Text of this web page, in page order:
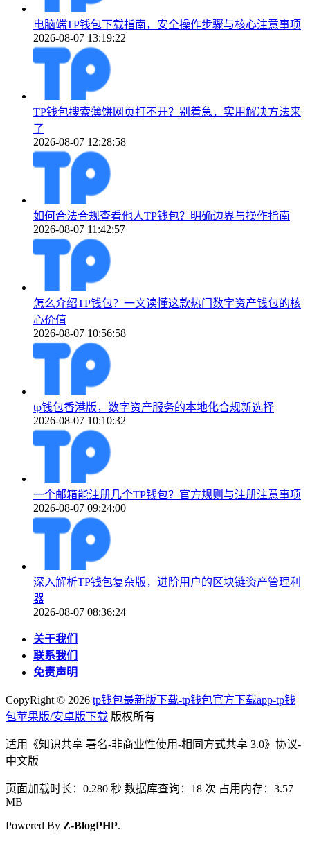
电脑端TP钱包下载指南，安全操作步骤与核心注意事项
2026-08-07 13:19:22
TP钱包搜索薄饼网页打不开？别着急，实用解决方法来
了
2026-08-07 12:28:58
如何合法合规查看他人TP钱包？明确边界与操作指南
2026-08-07 11:42:57
怎么介绍TP钱包？一文读懂这款热门数字资产钱包的核
心价值
2026-08-07 10:56:58
tp钱包香港版，数字资产服务的本地化合规新选择
2026-08-07 10:10:32
一个邮箱能注册几个TP钱包？官方规则与注册注意事项
2026-08-07 09:24:00
深入解析TP钱包复杂版，进阶用户的区块链资产管理利
器
2026-08-07 08:36:24
关于我们
联系我们
免责声明
CopyRight © 2026 tp钱包最新版下载-tp钱包官方下载app-tp钱
包苹果版/安卓版下载 版权所有
适用《知识共享 署名-非商业性使用-相同方式共享 3.0》协议-
中文版
页面加载时长：0.280 秒 数据库查询：18 次 占用内存：3.57
MB
Powered By Z-BlogPHP.